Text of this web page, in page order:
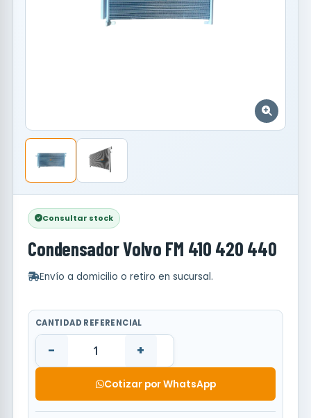
Consultar stock
Condensador Volvo FM 410 420 440
Envío a domicilio o retiro en sucursal.
CANTIDAD REFERENCIAL
- +
Cotizar por WhatsApp